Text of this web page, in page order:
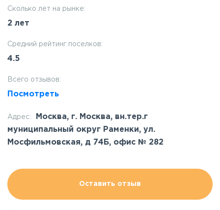
Сколько лет на рынке:
2 лет
Средний рейтинг поселков:
4.5
Всего отзывов:
Посмотреть
Адрес:
Москва, г. Москва, вн.тер.г
муниципальный округ Раменки, ул.
Мосфильмовская, д 74Б, офис № 282
Оставить отзыв